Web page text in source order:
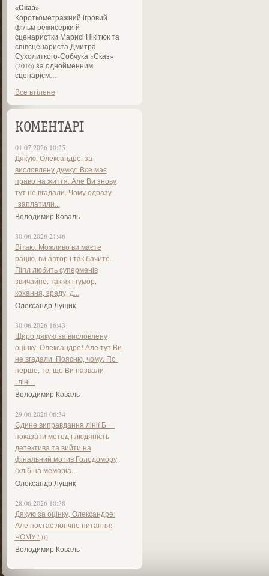
«Сказ»
Короткометражний ігровий
фільм режисерки й
сценаристки Марисі Нікітюк та
співсценариста Дмитра
Сухолиткого-Собчука «Сказ»
(2016) за однойменним
сценарієм…
Все втілене
КОМЕНТАРІ
01.07.2026 10:25
Дякую, Олександре, за
висловлену думку! Все має
право на життя. Але Ви знову
тут не вгадали. Чому одразу
"заплатили...
Володимир Коваль
30.06.2026 21:46
Вітаю. Можливо ви маєте
рацію, ви автор і так бачите.
Піпл любить суперменів
звичайно, так як і гумор,
кохання, зраду, д...
Олександр Лущик
30.06.2026 16:43
Щиро дякую за висловлену
оцінку, Олександре! Але тут Ви
не вгадали. Поясню, чому. По-
перше, те, що Ви назвали
"ліні...
Володимир Коваль
29.06.2026 06:34
Єдине виправдання лінії Б —
показати метод і людяність
детектива та вийти на
фінальний мотив Голодомору
(хліб на меморіа...
Олександр Лущик
28.06.2026 10:38
Дякую за оцінку, Олександре!
Але постає логічне питання:
ЧОМУ? )))
Володимир Коваль